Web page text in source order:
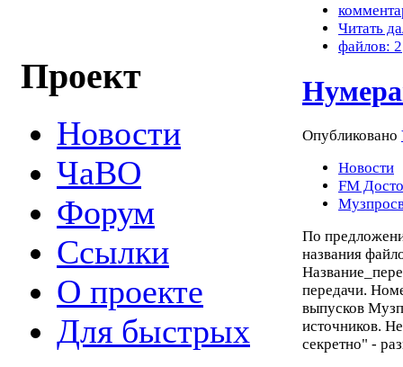
Проект
Новости
ЧаВО
Форум
Ссылки
О проекте
Для быстрых
Читать
файлов: 2
Опубликовано
Новости
FM
По
названия
передачи.
выпусков
источников.
секретно" -